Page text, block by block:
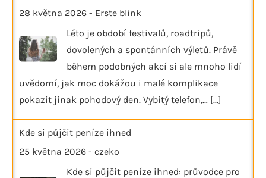
28 května 2026 - Erste blink
Léto je období festivalů, roadtripů,
dovolených a spontánních výletů. Právě
během podobných akcí si ale mnoho lidí
uvědomí, jak moc dokážou i malé komplikace
pokazit jinak pohodový den. Vybitý telefon,… [...]
Kde si půjčit peníze ihned
25 května 2026 - czeko
Kde si půjčit peníze ihned: průvodce pro